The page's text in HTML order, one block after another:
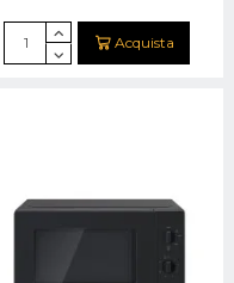
Acquista